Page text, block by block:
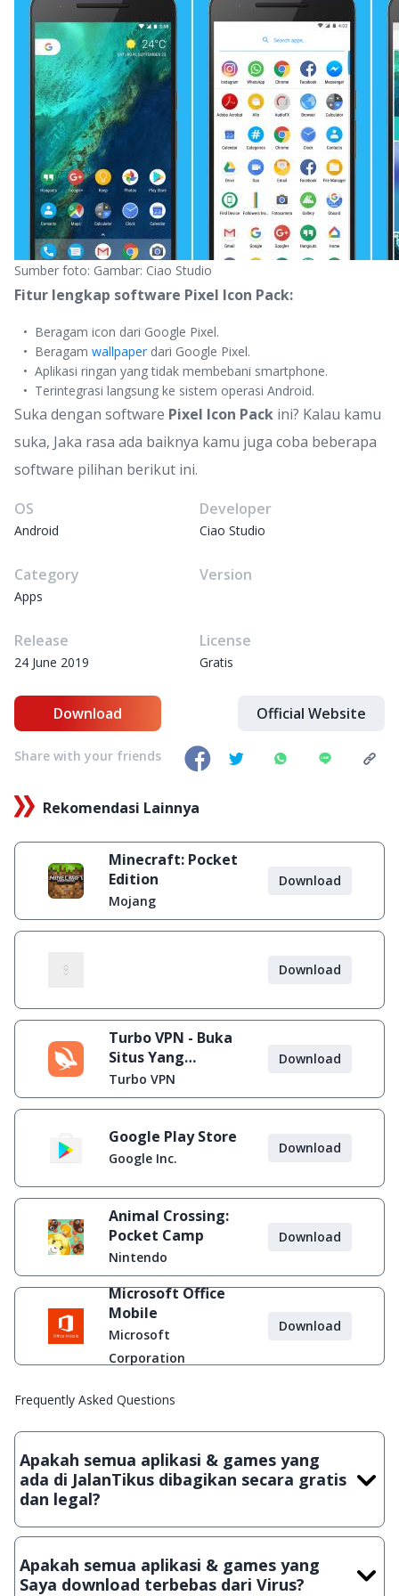
Sumber foto: Gambar: Ciao Studio
Fitur lengkap software Pixel Icon Pack:
Beragam icon dari Google Pixel.
Beragamwallpaperdari Google Pixel.
Aplikasi ringan yang tidak membebani smartphone.
Terintegrasi langsung ke sistem operasi Android.
Suka dengan software Pixel Icon Pack ini? Kalau kamu
suka, Jaka rasa ada baiknya kamu juga coba beberapa
software pilihan berikut ini.
OS
Android
Developer
Ciao Studio
Category
Apps
Version
Release
24 June 2019
License
Gratis
Download Official Website
Share with your friends
Rekomendasi Lainnya
Minecraft: Pocket
Edition
Mojang
Download
Download
Turbo VPN - Buka
Situs Yang
Diblokir
Turbo VPN
Download
Google Play Store
Google Inc.
Download
Animal Crossing:
Pocket Camp
Nintendo
Download
Microsoft Office
Mobile
Microsoft
Corporation
Download
Frequently Asked Questions
Apakah semua aplikasi & games yang
ada di JalanTikus dibagikan secara gratis
dan legal?
Ya, JalanTikus hanya membagikan aplikasi & games yang
crack, patch atau semacamnya.
Apakah semua aplikasi & games yang
Saya download terbebas dari Virus?